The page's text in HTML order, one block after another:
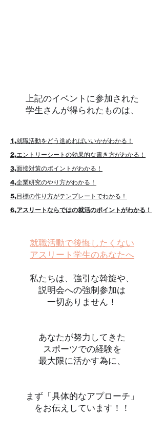
上記のイベントに参加された
学生さんが得られたものは、
就職活動で後悔したくない
アスリート学生のあなたへ
私たちは、強引な斡旋や、
説明会への強制参加は
一切ありません！
あなたが努力してきた
スポーツでの経験を
最大限に活かす為に、
まず「具体的なアプローチ」
をお伝えしています！！
1,就職活動をどう進めればいいかがわかる！
2,エントリーシートの効果的な書き方がわかる！
3,面接対策のポイントがわかる！
4,企業研究のやり方がわかる！
5,目標の作り方がテンプレートでわかる！
6,アスリートならではの就活のポイントがわかる！